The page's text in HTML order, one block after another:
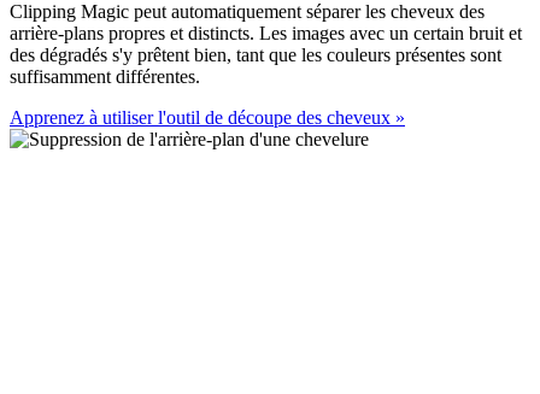
Clipping Magic peut automatiquement séparer les cheveux des
arrière-plans propres et distincts. Les images avec un certain bruit et
des dégradés s'y prêtent bien, tant que les couleurs présentes sont
suffisamment différentes.
Apprenez à utiliser l'outil de découpe des cheveux »